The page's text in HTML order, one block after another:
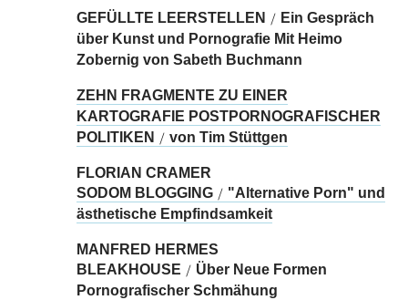
GEFÜLLTE LEERSTELLEN / Ein Gespräch
über Kunst und Pornografie Mit Heimo
Zobernig von Sabeth Buchmann
ZEHN FRAGMENTE ZU EINER
KARTOGRAFIE POSTPORNOGRAFISCHER
POLITIKEN / von Tim Stüttgen
FLORIAN CRAMER
SODOM BLOGGING/ "Alternative Porn" und
ästhetische Empfindsamkeit
MANFRED HERMES
BLEAKHOUSE / Über Neue Formen
Pornografischer Schmähung